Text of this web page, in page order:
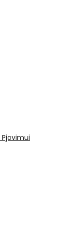
Pjovimui